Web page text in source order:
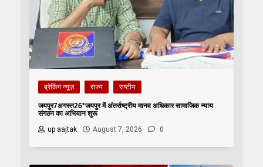
ब्रेकिंग न्यूज़ राज्य राष्टीय
जयपुर7अगस्त26*जयपुर में अंतर्राष्ट्रीय मानव अधिकार सामाजिक न्याय
संगठन का अभियान शुरू
up aajtak
August 7, 2026 0